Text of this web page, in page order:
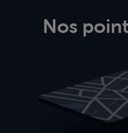
Nos